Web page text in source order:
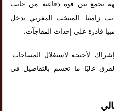
تجمع بين قوة دفاعية من جانب
زامبيا. المنتخب المغربي يدخل
قادرة على إحداث المفاجآت.
الأجنحة لاستغلال المساحات.
غالبًا ما تحسم بالتفاصيل في